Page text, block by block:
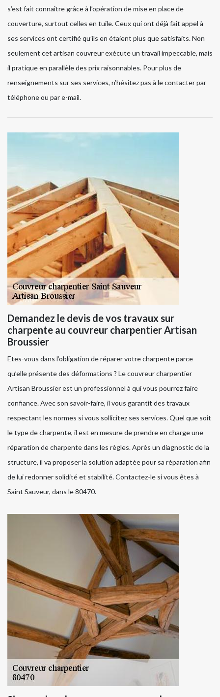
s’est fait connaître grâce à l’opération de mise en place de
couverture, surtout celles en tuile. Ceux qui ont déjà fait appel à
ses services ont certifié qu’ils en étaient plus que satisfaits. Non
seulement cet artisan couvreur exécute un travail impeccable, mais
il pratique en parallèle des prix raisonnables. Pour plus de
renseignements sur ses services, n’hésitez pas à le contacter par
téléphone ou par e-mail.
Demandez le devis de vos travaux sur
charpente au couvreur charpentier Artisan
Broussier
Etes-vous dans l’obligation de réparer votre charpente parce
qu’elle présente des déformations ? Le couvreur charpentier
Artisan Broussier est un professionnel à qui vous pourrez faire
confiance. Avec son savoir-faire, il vous garantit des travaux
respectant les normes si vous sollicitez ses services. Quel que soit
le type de charpente, il est en mesure de prendre en charge une
réparation de charpente dans les règles. Après un diagnostic de la
structure, il va proposer la solution adaptée pour sa réparation afin
de lui redonner solidité et stabilité. Contactez-le si vous êtes à
Saint Sauveur, dans le 80470.